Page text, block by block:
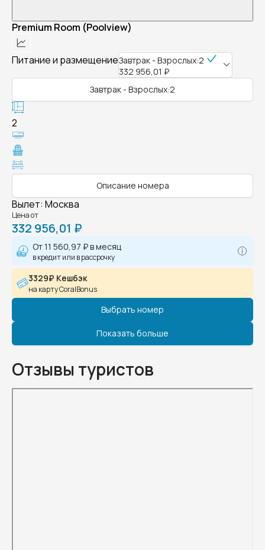
Premium Room (Poolview)
Питание и размещениеЗавтрак - Взрослых:2
332 956,01 ₽
Завтрак - Взрослых:2
2
Описание номера
Вылет: Москва
Цена от
332 956,01 ₽
От11 560,97 ₽в месяц
в кредит или в рассрочку
3329₽ Кешбэк
на карту CoralBonus
Выбрать номер
Показать больше
Отзывы туристов